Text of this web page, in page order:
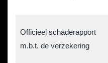
Officieel schaderapport
m.b.t. de verzekering